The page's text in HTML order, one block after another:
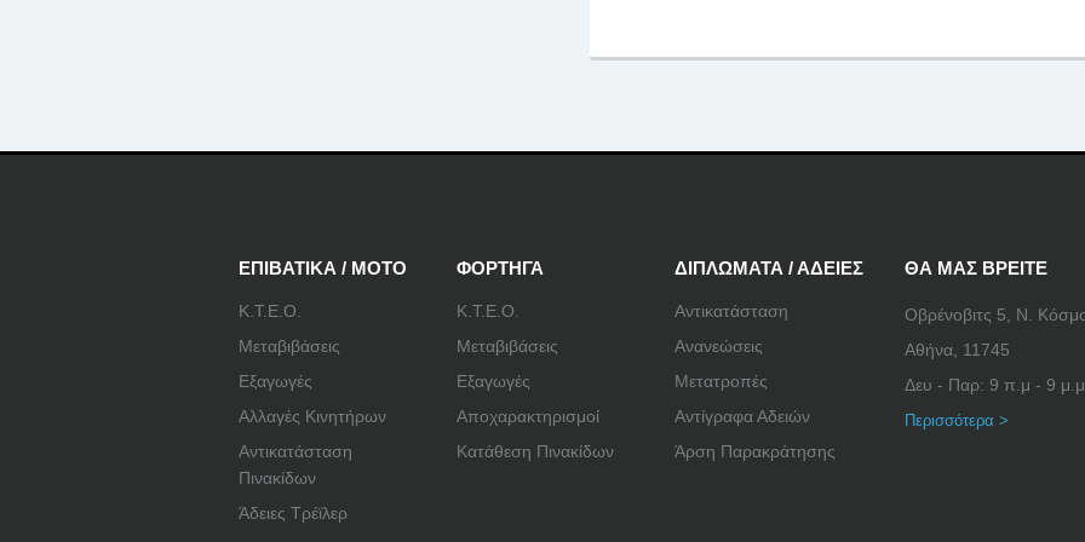
ΕΠΙΒΑΤΙΚΑ / ΜΟΤΟ
Κ.Τ.Ε.Ο.
Μεταβιβάσεις
Εξαγωγές
Αλλαγές Κινητήρων
Αντικατάσταση
Πινακίδων
Άδειες Τρέϊλερ
ΦΟΡΤΗΓΑ
Κ.Τ.Ε.Ο.
Μεταβιβάσεις
Εξαγωγές
Αποχαρακτηρισμοί
Κατάθεση Πινακίδων
ΔΙΠΛΩΜΑΤΑ / ΑΔΕΙΕΣ
Αντικατάσταση
Ανανεώσεις
Μετατροπές
Αντίγραφα Αδειών
Άρση Παρακράτησης
ΘΑ ΜΑΣ ΒΡΕΙΤΕ
Οβρένοβιτς 5, Ν.
Αθήνα, 11745
Δευ - Παρ: 9 π.μ - 9 μ.μ
Περισσότερα >